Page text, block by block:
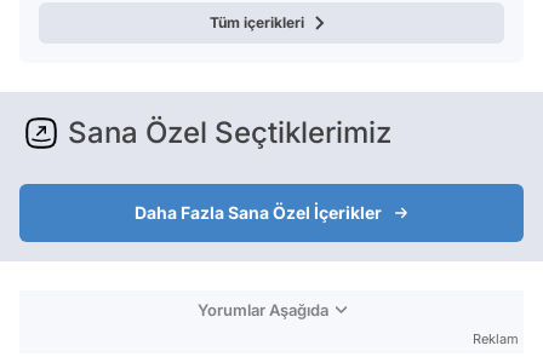
Tüm içerikleri
Sana Özel Seçtiklerimiz
Daha Fazla Sana Özel İçerikler
Yorumlar Aşağıda
Reklam